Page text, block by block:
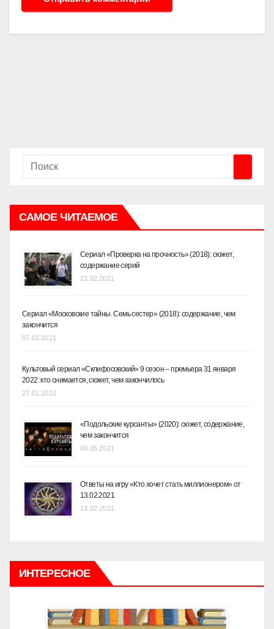
САМОЕ ЧИТАЕМОЕ
Сериал «Проверка на прочность» (2018): сюжет,
содержание серий
23.02.2021
Сериал «Московские тайны. Семь сестер» (2018): содержание, чем
закончится
07.02.2021
Культовый сериал «Склифосовский» 9 сезон – премьера 31 января
2022: кто снимается, сюжет, чем закончилось
27.01.2022
«Подольские курсанты» (2020): сюжет, содержание,
чем закончится
09.05.2021
Ответы на игру «Кто хочет стать миллионером» от
13.02.2021
13.02.2021
ИНТЕРЕСНОЕ